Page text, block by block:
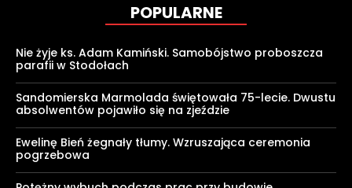
POPULARNE
Nie żyje ks. Adam Kamiński. Samobójstwo proboszcza
parafii w Stodołach
Sandomierska Marmolada świętowała 75-lecie. Dwustu
absolwentów pojawiło się na zjeździe
Ewelinę Bień żegnały tłumy. Wzruszająca ceremonia
pogrzebowa